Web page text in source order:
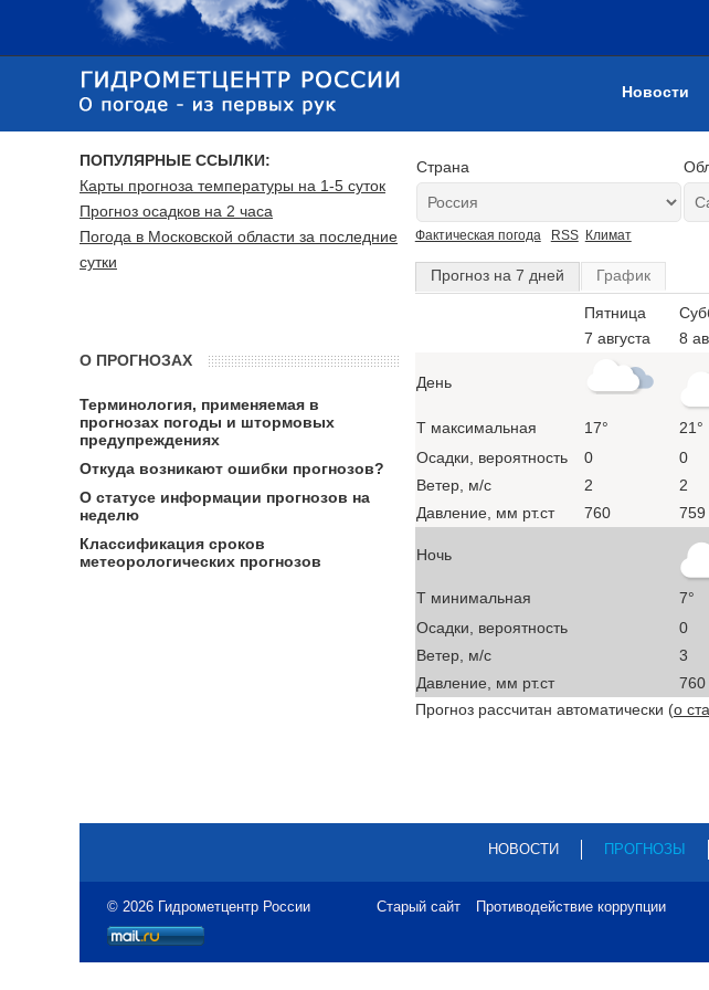
Новости
Страна
Фактическая погода RSS Климат
Прогноз на 7 дней График
Пятница
7 августа
8
День
T максимальная 17° 21°
Осадки, вероятность
0 0
Ветер, м/с
2 2
Давление, мм рт.ст
760 759
Ночь
T минимальная 7°
Осадки, вероятность
0
Ветер, м/с
3
Давление, мм рт.ст
760
Прогноз рассчитан автоматически (о
ПОПУЛЯРНЫЕ ССЫЛКИ:
Карты прогноза температуры на 1-5 суток
Прогноз осадков на 2 часа
Погода в Московской области за последние
сутки
О ПРОГНОЗАХ
Терминология, применяемая в
прогнозах погоды и штормовых
предупреждениях
Откуда возникают ошибки прогнозов?
О статусе информации прогнозов на
неделю
Классификация сроков
метеорологических прогнозов
НОВОСТИ ПРОГНОЗЫ
© 2026 Гидрометцентр России Старый сайт Противодействие коррупции